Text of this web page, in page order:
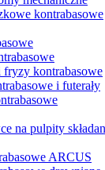
kontrabasowe
fryzy kontrabasowe
i futerały
na pulpity
ARCUS